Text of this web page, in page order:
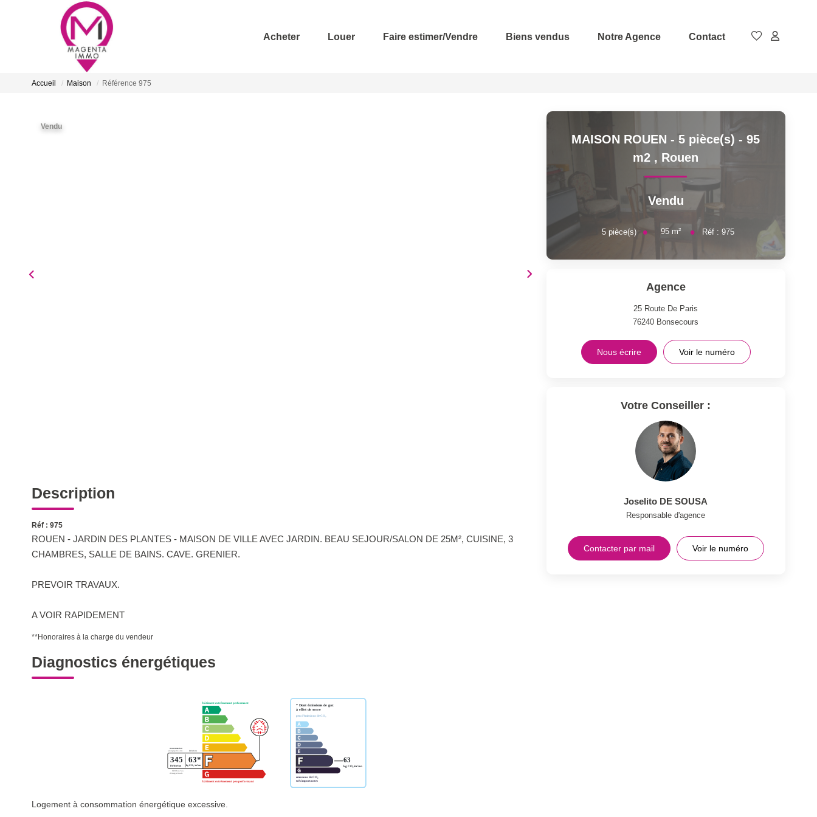
Acheter Louer Faire estimer/Vendre Biens vendus Notre Agence Contact
Accueil Maison Référence 975
Vendu
Description
Réf : 975
ROUEN - JARDIN DES PLANTES - MAISON DE VILLE AVEC JARDIN. BEAU SEJOUR/SALON DE 25M², CUISINE, 3
CHAMBRES, SALLE DE BAINS. CAVE. GRENIER.
PREVOIR TRAVAUX.
A VOIR RAPIDEMENT
**Honoraires à la charge du vendeur
Diagnostics énergétiques
Logement à consommation énergétique excessive.
MAISON ROUEN - 5 pièce(s) - 95
m2 , Rouen
Vendu
5pièce(s) 95 m² Réf :975
Agence
25 Route De Paris
76240 Bonsecours
Nous écrire Voir le numéro
Votre Conseiller :
Joselito DE SOUSA
Responsable d'agence
Contacter par mail Voir le numéro